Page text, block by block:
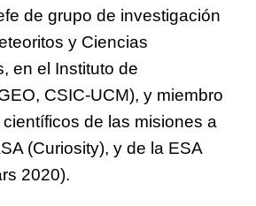
de grupo de investigación
y Ciencias
en el Instituto de
CSIC-UCM), y miembro
de las misiones a
(Curiosity), y de la ESA
2020).